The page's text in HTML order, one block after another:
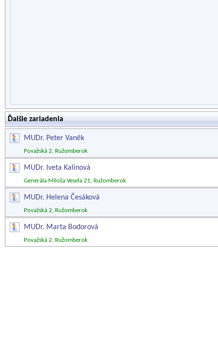
Ďalšie zariadenia
MUDr. Peter Vaněk
Považská 2, Ružomberok
MUDr. Iveta Kalinová
Generála Miloša Vesela 21, Ružomberok
MUDr. Helena Česáková
Považská 2, Ružomberok
MUDr. Marta Bodorová
Považská 2, Ružomberok